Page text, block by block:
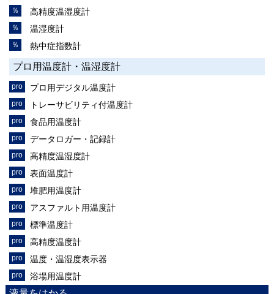
高精度温湿度計
温湿度計
熱中症指数計
プロ用温度計・温湿度計
プロ用デジタル温度計
トレーサビリティ付温度計
食品用温度計
データロガー・記録計
高精度温湿度計
表面温度計
堆肥用温度計
アスファルト用温度計
標準温度計
高精度温度計
温度・温湿度表示器
浴場用温度計